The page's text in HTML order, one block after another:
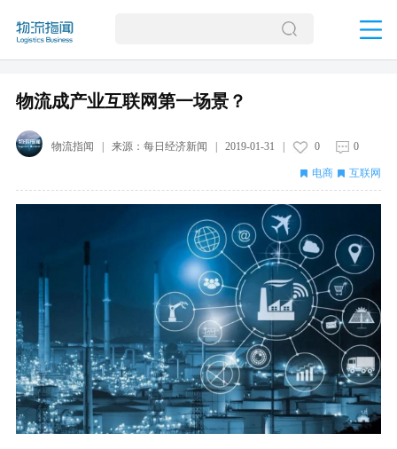
物流成产业互联网第一场景？
物流指闻 | 来源： 每日经济新闻 2019-01-31 0 0
电商 互联网